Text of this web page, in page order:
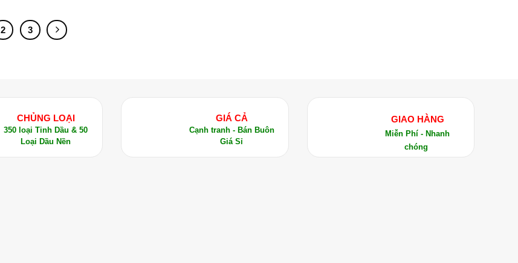
2 3
CHỦNG LOẠI
350 loại Tinh Dầu & 50
Loại Dầu Nền
GIÁ CẢ
Cạnh tranh - Bán Buôn
Giá Sỉ
GIAO HÀNG
Miễn Phí - Nhanh
chóng